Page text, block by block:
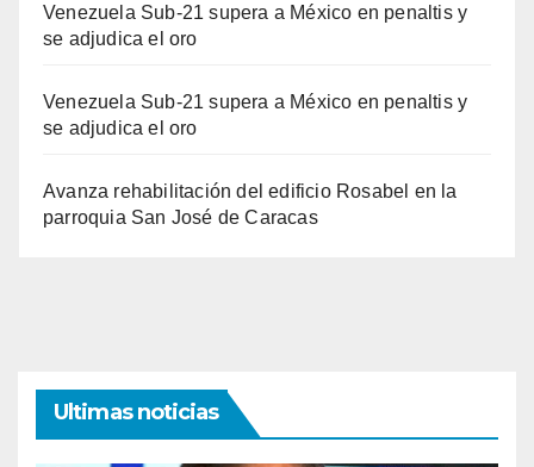
Venezuela Sub-21 supera a México en penaltis y
se adjudica el oro
Venezuela Sub-21 supera a México en penaltis y
se adjudica el oro
Avanza rehabilitación del edificio Rosabel en la
parroquia San José de Caracas
Ultimas noticias